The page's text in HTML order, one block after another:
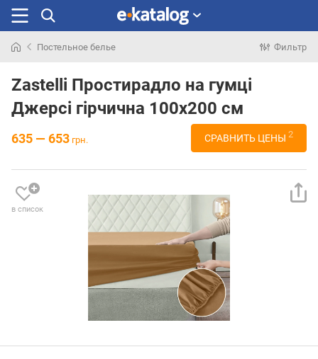
раньше
Постельное белье Фильтр
Zastelli Простирадло на гумці
Джерсі гірчична 100х200 см
635 — 653 грн. СРАВНИТЬ ЦЕНЫ 2
в список